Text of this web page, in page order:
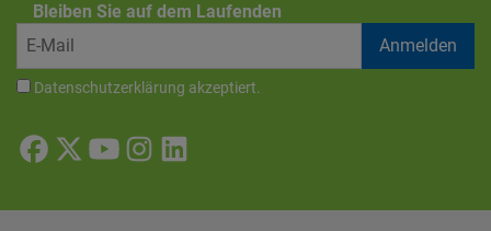
Bleiben Sie auf dem Laufenden
Datenschutzerklärung akzeptiert.